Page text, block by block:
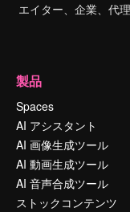
エイター、企業、代
製品
Spaces
AI アシスタント
AI 画像生成ツール
AI 動画生成ツール
AI 音声合成ツール
ストックコンテンツ